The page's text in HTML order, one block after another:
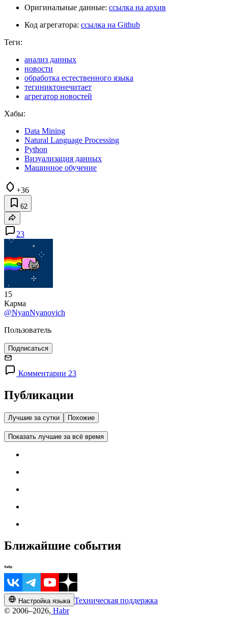
Оригинальные данные: ссылка на архив
Код агрегатора: ссылка на Github
Теги:
анализ данных
новости
обработка естественного языка
тегиниктонечитает
агрегатор новостей
Хабы:
Data Mining
Natural Language Processing
Python
Визуализация данных
Машинное обучение
+36
62
23
15
Карма
@NyanNyanovich
Пользователь
Подписаться
Комментарии 23
Публикации
Лучшие за сутки Похожие
Показать лучшие за всё время
Ближайшие события
Настройка языка Техническая поддержка
© 2006–2026, Habr